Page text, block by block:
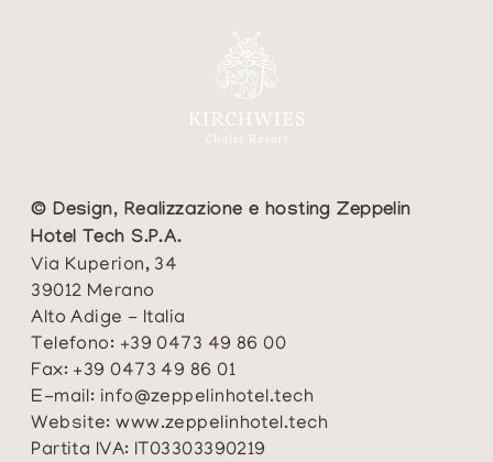
© Design, Realizzazione e hosting Zeppelin
Hotel Tech S.P.A.
Via Kuperion, 34
39012 Merano
Alto Adige - Italia
Telefono: +39 0473 49 86 00
Fax: +39 0473 49 86 01
E-mail: info@zeppelinhotel.tech
Website:www.zeppelinhotel.tech
Partita IVA: IT03303390219